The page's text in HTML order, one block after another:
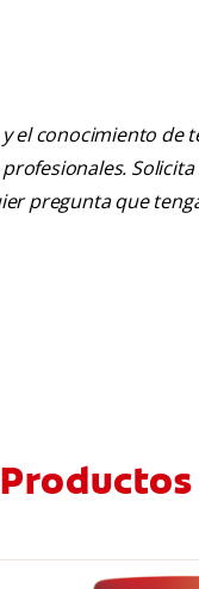
conocimiento de
pregunta que